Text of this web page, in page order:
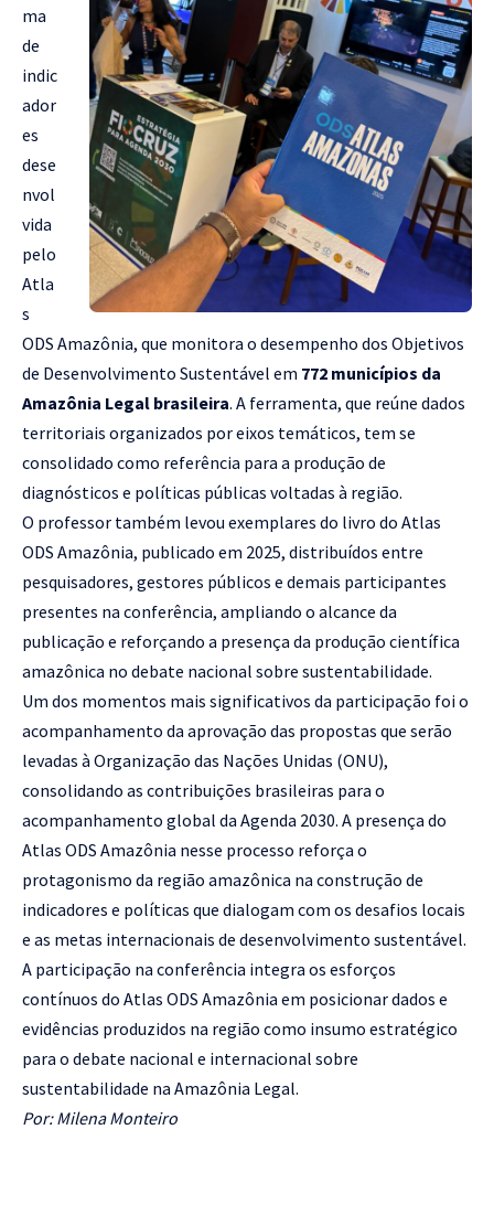
ma
de
indic
ador
es
dese
nvol
vida
pelo
Atla
s
ODS Amazônia, que monitora o desempenho dos Objetivos
de Desenvolvimento Sustentável em 772 municípios da
Amazônia Legal brasileira. A ferramenta, que reúne dados
territoriais organizados por eixos temáticos, tem se
consolidado como referência para a produção de
diagnósticos e políticas públicas voltadas à região.
O professor também levou exemplares do livro do Atlas
ODS Amazônia, publicado em 2025, distribuídos entre
pesquisadores, gestores públicos e demais participantes
presentes na conferência, ampliando o alcance da
publicação e reforçando a presença da produção científica
amazônica no debate nacional sobre sustentabilidade.
Um dos momentos mais significativos da participação foi o
acompanhamento da aprovação das propostas que serão
levadas à Organização das Nações Unidas (ONU),
consolidando as contribuições brasileiras para o
acompanhamento global da Agenda 2030. A presença do
Atlas ODS Amazônia nesse processo reforça o
protagonismo da região amazônica na construção de
indicadores e políticas que dialogam com os desafios locais
e as metas internacionais de desenvolvimento sustentável.
A participação na conferência integra os esforços
contínuos do Atlas ODS Amazônia em posicionar dados e
evidências produzidos na região como insumo estratégico
para o debate nacional e internacional sobre
sustentabilidade na Amazônia Legal.
Por: Milena Monteiro